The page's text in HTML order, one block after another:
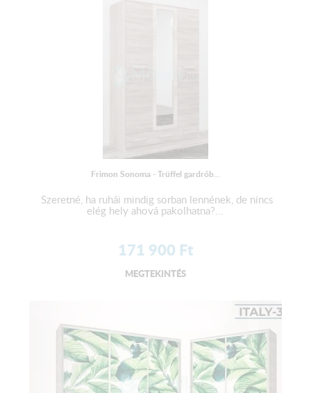
Frimon Sonoma - Trüffel gardrób...
Szeretné, ha ruhái mindig sorban lennének, de nincs
elég hely ahová pakolhatna?...
171 900 Ft
MEGTEKINTÉS